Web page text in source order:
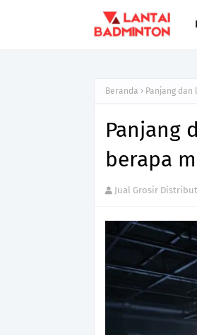
Beranda Panjang
Panjang
berapa
Jual Grosir